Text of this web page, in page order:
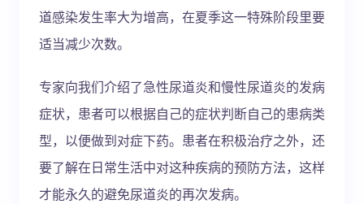
道感染发生率大为增高，在夏季这一特殊阶段里要
适当减少次数。
专家向我们介绍了急性尿道炎和慢性尿道炎的发病
症状，患者可以根据自己的症状判断自己的患病类
型，以便做到对症下药。患者在积极治疗之外，还
要了解在日常生活中对这种疾病的预防方法，这样
才能永久的避免尿道炎的再次发病。